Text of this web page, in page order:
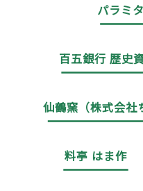
パラミ
百五銀行 歴史
仙鶴窯（株式会社
料亭 はま作